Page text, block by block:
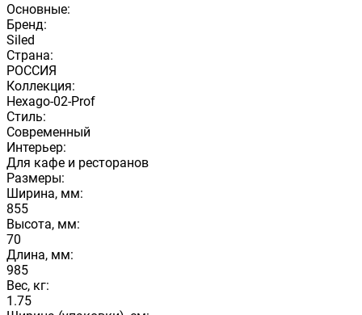
Основные:
Бренд:
Siled
Страна:
РОССИЯ
Коллекция:
Hexago-02-Prof
Стиль:
Современный
Интерьер:
Для кафе и ресторанов
Размеры:
Ширина, мм:
855
Высота, мм:
70
Длина, мм:
985
Вес, кг:
1.75